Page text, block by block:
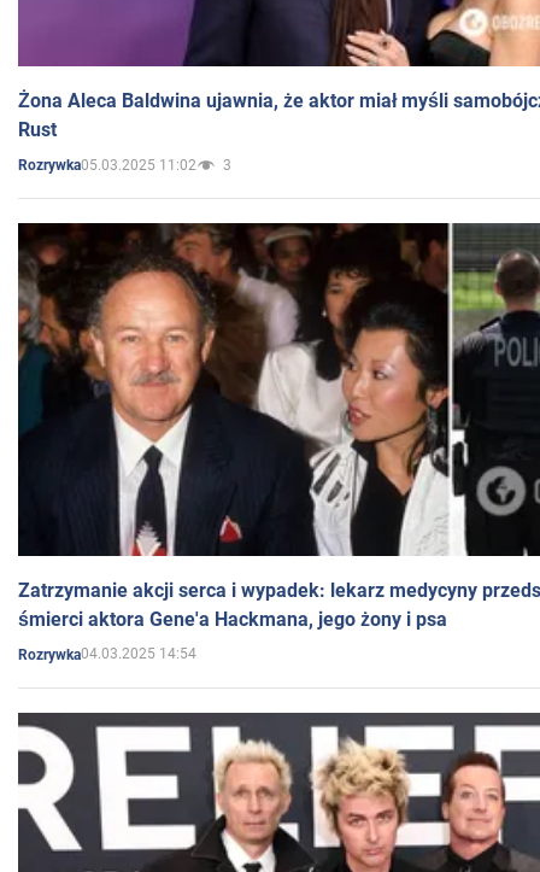
Żona Aleca Baldwina ujawnia, że aktor miał myśli
Rust
Rozrywka05.03.2025 11:02 3
Zatrzymanie akcji serca i wypadek: lekarz medycyny
śmierci aktora Gene'a Hackmana, jego żony i psa
Rozrywka04.03.2025 14:54